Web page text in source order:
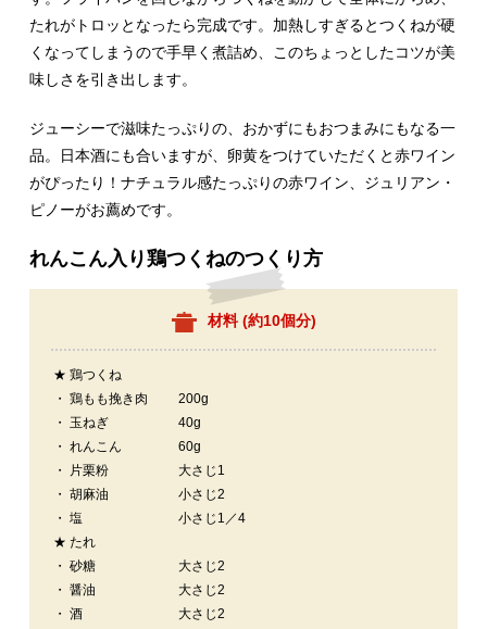
たれがトロッとなったら完成です。加熱しすぎるとつくねが硬
くなってしまうので手早く煮詰め、このちょっとしたコツが美
味しさを引き出します。
ジューシーで滋味たっぷりの、おかずにもおつまみにもなる一
品。日本酒にも合いますが、卵黄をつけていただくと赤ワイン
がぴったり！ナチュラル感たっぷりの赤ワイン、ジュリアン・
ピノーがお薦めです。
れんこん入り鶏つくねのつくり方
材料 (約10個分)
★ 鶏つくね
・ 鶏もも挽き肉
200g
・ 玉ねぎ
40g
・ れんこん
60g
・ 片栗粉
大さじ1
・ 胡麻油
小さじ2
・ 塩
小さじ1／4
★ たれ
・ 砂糖
大さじ2
・ 醤油
大さじ2
・ 酒
大さじ2